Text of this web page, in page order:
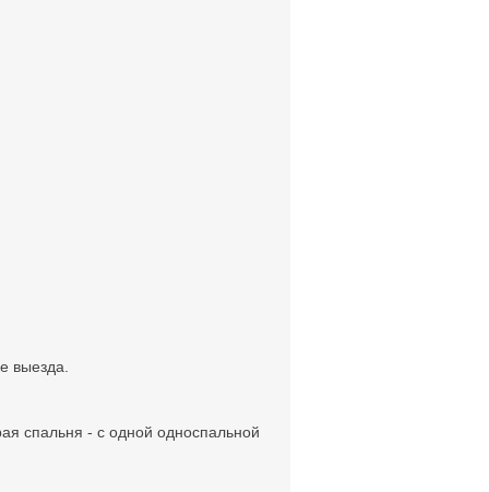
выезда.
спальня - с одной односпальной